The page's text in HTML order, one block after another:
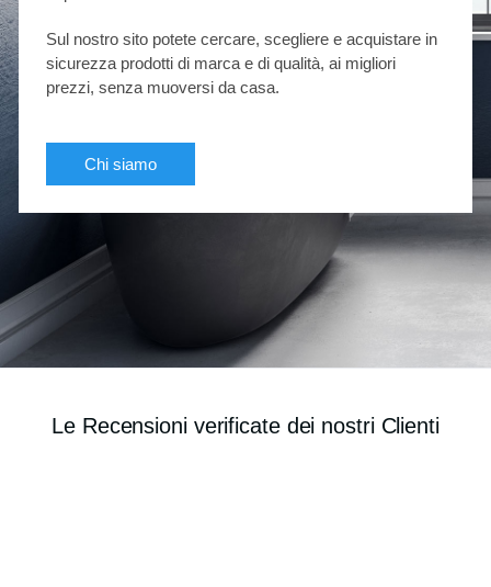
Sul nostro sito potete cercare, scegliere e acquistare in
sicurezza prodotti di marca e di qualità, ai migliori
prezzi, senza muoversi da casa.
Chi siamo
Le Recensioni verificate dei nostri Clienti